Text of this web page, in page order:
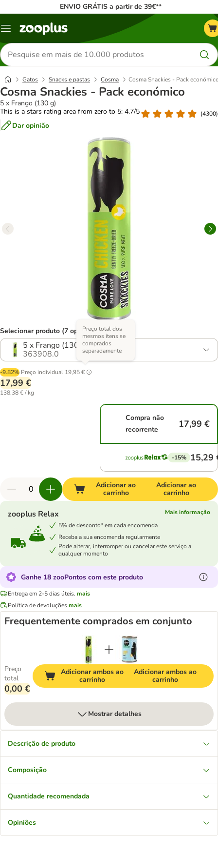
ENVIO GRÁTIS a partir de 39€**
Menu
Pesquisar
produtos
Gatos Snacks e pastas Cosma Cosma Snackies - Pack
Cosma Snackies - Pack económico
5 x Frango (130 g)
This is a stars rating area from zero to 5: 4.7/5
(4300)
Dar opinião
Selecionar produto (7 opções)
5 x Frango (130 g)
363908.0
-9.82% Preço individual 19,95 €
Preço total dos
mesmos itens se
comprados
separadamente
17,99 €
138,38 € / kg
Compra não
recorrente
17,99 €
-15% 15,29
Adicionar ao
carrinho
Adicionar ao
carrinho
zooplus Relax
Mais informação
5% de desconto* em cada encomenda
Receba a sua encomenda regularmente
Pode alterar, interromper ou cancelar este serviço a
qualquer momento
Ganhe 18 zooPontos com este produto
Entrega em 2-5 dias úteis. mais
Política de devoluçõesmais
Frequentemente comprados em conjunto
Preço
total
0,00 €
Adicionar ambos ao
carrinho
Adicionar ambos ao
carrinho
Mostrar detalhes
Descrição de produto
Composição
Quantidade recomendada
Opiniões